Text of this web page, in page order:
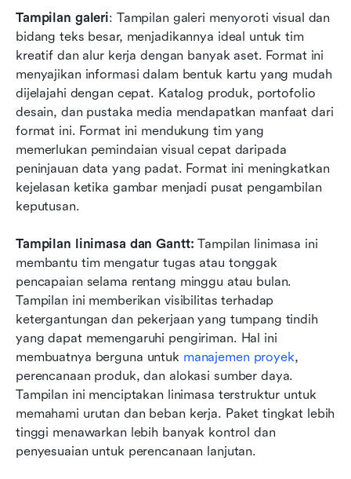
Tampilan galeri: Tampilan galeri menyoroti visual dan
bidang teks besar, menjadikannya ideal untuk tim
kreatif dan alur kerja dengan banyak aset. Format ini
menyajikan informasi dalam bentuk kartu yang mudah
dijelajahi dengan cepat. Katalog produk, portofolio
desain, dan pustaka media mendapatkan manfaat dari
format ini. Format ini mendukung tim yang
memerlukan pemindaian visual cepat daripada
peninjauan data yang padat. Format ini meningkatkan
kejelasan ketika gambar menjadi pusat pengambilan
keputusan.
Tampilan linimasa dan Gantt: Tampilan linimasa ini
membantu tim mengatur tugas atau tonggak
pencapaian selama rentang minggu atau bulan.
Tampilan ini memberikan visibilitas terhadap
ketergantungan dan pekerjaan yang tumpang tindih
yang dapat memengaruhi pengiriman. Hal ini
membuatnya berguna untuk manajemen proyek,
perencanaan produk, dan alokasi sumber daya.
Tampilan ini menciptakan linimasa terstruktur untuk
memahami urutan dan beban kerja. Paket tingkat lebih
tinggi menawarkan lebih banyak kontrol dan
penyesuaian untuk perencanaan lanjutan.